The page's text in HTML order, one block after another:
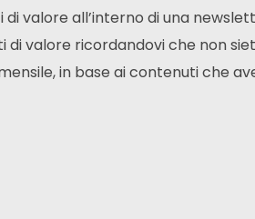
valore all’interno di una
di valore ricordandovi che non
in base ai contenuti che